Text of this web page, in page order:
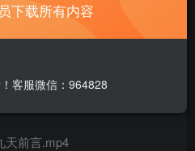
天前言.mp4
下载所有内容
客服微信：964828